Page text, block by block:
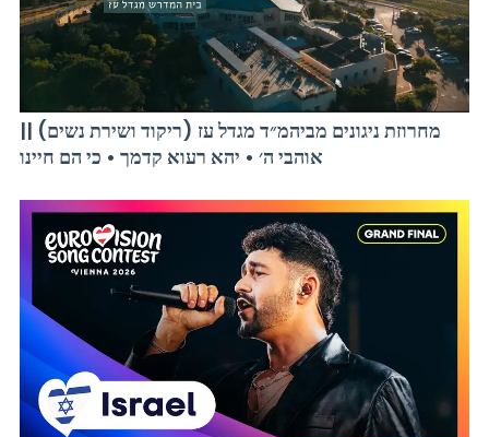
מחרוזת ניגונים מביהמ״ד מגדל עז (ריקוד ושירת נשים) ||
אוהבי ה׳ • יהא רעוא קדמך • כי הם חיינו